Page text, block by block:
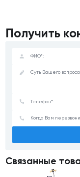
Получить
Связанные